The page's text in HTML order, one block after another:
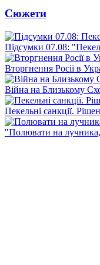
Сюжети
Підсумки 07.08:
Вторгнення Росії в
Війна на Близькому
Пекельні санкції.
"Полювати на лучника,